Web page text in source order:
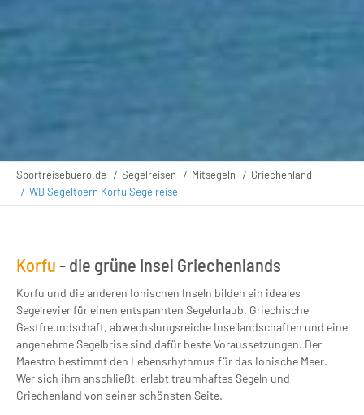
Sportreisebuero.de Segelreisen Mitsegeln
Griechenland
WB Segeltoern Korfu Segelreise
Korfu- die grüne Insel Griechenlands
Korfu und die anderen Ionischen Inseln bilden ein ideales
Segelrevier für einen entspannten Segelurlaub. Griechische
Gastfreundschaft, abwechslungsreiche Insellandschaften und eine
angenehme Segelbrise sind dafür beste Voraussetzungen. Der
Maestro bestimmt den Lebensrhythmus für das Ionische Meer.
Wer sich ihm anschließt, erlebt traumhaftes Segeln und
Griechenland von seiner schönsten Seite.